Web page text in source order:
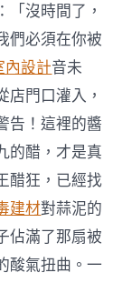
「沒時間了，
們必須在你被
設計音未
門口灌入，
告！這裡的醬
的醋，才是真
醋狂，已經找
建材對蒜泥的
佔滿了那扇被
酸氣扭曲。一